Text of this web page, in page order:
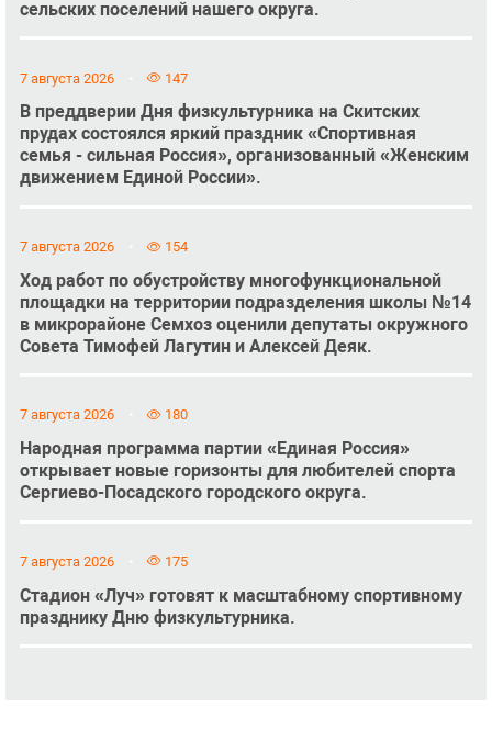
сельских поселений нашего округа.
7 августа 2026 147
В преддверии Дня физкультурника на Скитских
прудах состоялся яркий праздник «Спортивная
семья - сильная Россия», организованный «Женским
движением Единой России».
7 августа 2026 154
Ход работ по обустройству многофункциональной
площадки на территории подразделения школы №14
в микрорайоне Семхоз оценили депутаты окружного
Совета Тимофей Лагутин и Алексей Деяк.
7 августа 2026 180
Народная программа партии «Единая Россия»
открывает новые горизонты для любителей спорта
Сергиево-Посадского городского округа.
7 августа 2026 175
Стадион «Луч» готовят к масштабному спортивному
празднику Дню физкультурника.